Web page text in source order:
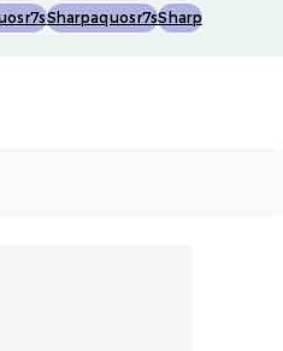
Sharpaquosr7sSharp